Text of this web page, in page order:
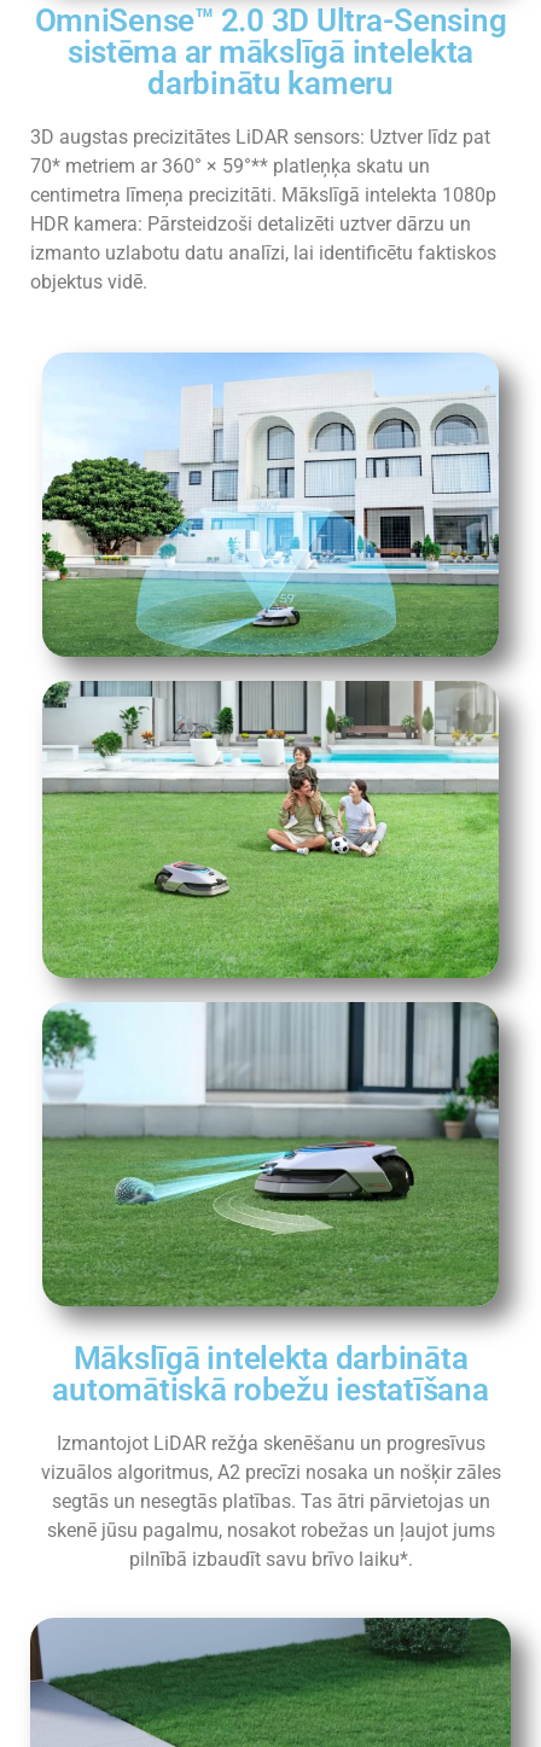
OmniSense™ 2.0 3D Ultra-Sensing
sistēma ar mākslīgā intelekta
darbinātu kameru
3D augstas precizitātes LiDAR sensors: Uztver līdz pat
70* metriem ar 360° × 59°** platleņķa skatu un
centimetra līmeņa precizitāti. Mākslīgā intelekta 1080p
HDR kamera: Pārsteidzoši detalizēti uztver dārzu un
izmanto uzlabotu datu analīzi, lai identificētu faktiskos
objektus vidē.
Mākslīgā intelekta darbināta
automātiskā robežu iestatīšana
Izmantojot LiDAR režģa skenēšanu un progresīvus
vizuālos algoritmus, A2 precīzi nosaka un nošķir zāles
segtās un nesegtās platības. Tas ātri pārvietojas un
skenē jūsu pagalmu, nosakot robežas un ļaujot jums
pilnībā izbaudīt savu brīvo laiku*.